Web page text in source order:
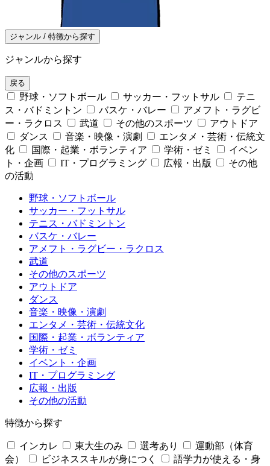
ジャンル / 特徴から探す
ジャンルから探す
戻る
野球・ソフトボール サッカー・フットサル
テニ
ス・バドミントン
バスケ・バレー
アメフト・ラグビ
ー・ラクロス
武道 その他のスポーツ
アウトドア
ダンス
音楽・映像・演劇
エンタメ・芸術・伝統文
化
国際・起業・ボランティア 学術・ゼミ
イベン
ト・企画
IT・プログラミング 広報・出版
その他
の活動
野球・ソフトボール
サッカー・フットサル
テニス・バドミントン
バスケ・バレー
アメフト・ラグビー・ラクロス
武道
その他のスポーツ
アウトドア
ダンス
音楽・映像・演劇
エンタメ・芸術・伝統文化
国際・起業・ボランティア
学術・ゼミ
イベント・企画
IT・プログラミング
広報・出版
その他の活動
特徴から探す
インカレ 東大生のみ 選考あり
運動部（体育
会）
ビジネススキルが身につく
語学力が使える・身